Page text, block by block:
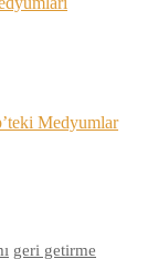
Medyumlar
geri getirme